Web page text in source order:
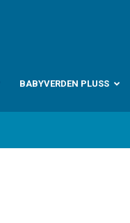
BABYVERDEN PLUSS